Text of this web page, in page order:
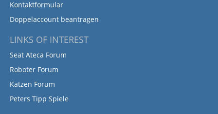
Kontaktformular
Doppelaccount beantragen
LINKS OF INTEREST
Seat Ateca Forum
Roboter Forum
Katzen Forum
Peters Tipp Spiele